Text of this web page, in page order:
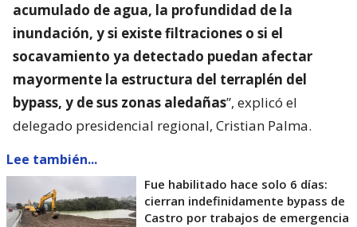
acumulado de agua, la profundidad de la
inundación, y si existe filtraciones o si el
socavamiento ya detectado puedan afectar
mayormente la estructura del terraplén del
bypass, y de sus zonas aledañas”, explicó el
delegado presidencial regional, Cristian Palma.
Lee también...
Fue habilitado hace solo 6 días:
cierran indefinidamente bypass de
Castro por trabajos de emergencia